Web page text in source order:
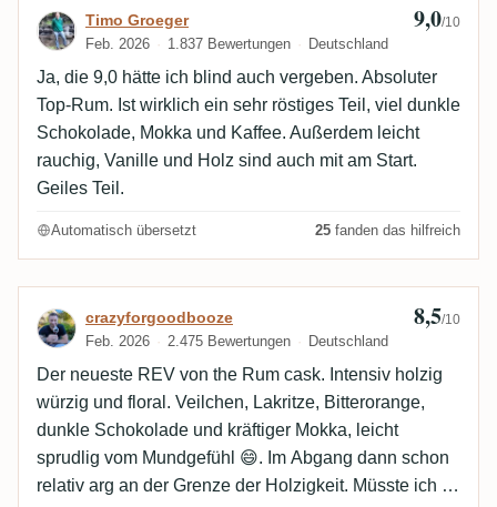
Bewertung von Timo Groeger
Timo Groeger
Feb. 2026 1.837 Bewertungen Deutschland
9,0/10
Ja, die 9,0 hätte ich blind auch vergeben. Absoluter
Top-Rum. Ist wirklich ein sehr röstiges Teil, viel dunkle
Schokolade, Mokka und Kaffee. Außerdem leicht
rauchig, Vanille und Holz sind auch mit am Start.
Geiles Teil.
Automatisch übersetzt 25 fanden das hilfreich
Bewertung von crazyforgoodbooze
crazyforgoodbooze
Feb. 2026 2.475 Bewertungen Deutschland
8,5/10
Der neueste REV von the Rum cask. Intensiv holzig
würzig und floral. Veilchen, Lakritze, Bitterorange,
dunkle Schokolade und kräftiger Mokka, leicht
sprudlig vom Mundgefühl 😄. Im Abgang dann schon
relativ arg an der Grenze der Holzigkeit. Müsste ich im